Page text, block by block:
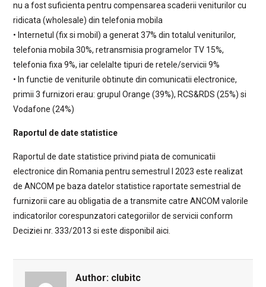
nu a fost suficienta pentru compensarea scaderii veniturilor cu
ridicata (wholesale) din telefonia mobila
• Internetul (fix si mobil) a generat 37% din totalul veniturilor,
telefonia mobila 30%, retransmisia programelor TV 15%,
telefonia fixa 9%, iar celelalte tipuri de retele/servicii 9%
• In functie de veniturile obtinute din comunicatii electronice,
primii 3 furnizori erau: grupul Orange (39%), RCS&RDS (25%) si
Vodafone (24%)
Raportul de date statistice
Raportul de date statistice privind piata de comunicatii
electronice din Romania pentru semestrul I 2023 este realizat
de ANCOM pe baza datelor statistice raportate semestrial de
furnizorii care au obligatia de a transmite catre ANCOM valorile
indicatorilor corespunzatori categoriilor de servicii conform
Deciziei nr. 333/2013 si este disponibil aici.
Author: clubitc